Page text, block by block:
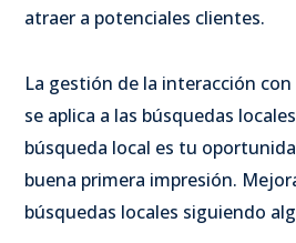
atraer a potenciales clientes.
La gestión de la interacción
se aplica a las búsquedas
búsqueda local es tu
buena primera impresión.
búsquedas locales siguiendo